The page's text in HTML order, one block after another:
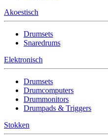
Akoestisch
Drumsets
Snaredrums
Elektronisch
Drumsets
Drumcomputers
Drummonitors
Drumpads & Triggers
Stokken